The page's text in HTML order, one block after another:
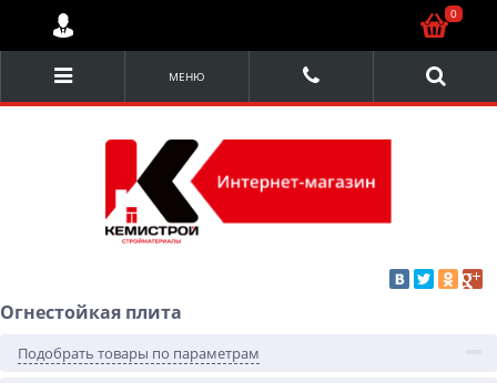
МЕНЮ
Огнестойкая плита
Подобрать товары по параметрам
0